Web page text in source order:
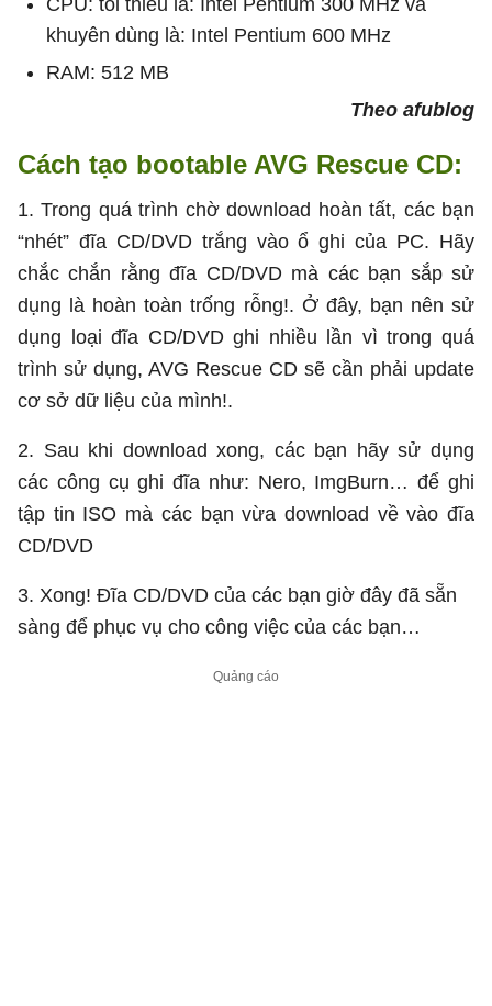
khuyên dùng là: Intel Pentium 600 MHz
RAM: 512 MB
Theo afublog
Cách tạo bootable AVG Rescue CD:
1. Trong quá trình chờ download hoàn tất, các bạn
“nhét” đĩa CD/DVD trắng vào ổ ghi của PC. Hãy
chắc chắn rằng đĩa CD/DVD mà các bạn sắp sử
dụng là hoàn toàn trống rỗng!. Ở đây, bạn nên sử
dụng loại đĩa CD/DVD ghi nhiều lần vì trong quá
trình sử dụng, AVG Rescue CD sẽ cần phải update
cơ sở dữ liệu của mình!.
2. Sau khi download xong, các bạn hãy sử dụng
các công cụ ghi đĩa như: Nero, ImgBurn… để ghi
tập tin ISO mà các bạn vừa download về vào đĩa
CD/DVD
3. Xong! Đĩa CD/DVD của các bạn giờ đây đã sẵn
sàng để phục vụ cho công việc của các bạn…